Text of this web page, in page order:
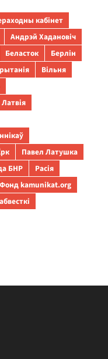
кабінет
Андрэй Хадановіч
Беласток
Берлін
Вільня
Латвія
Павел Латушка
БНР
Расія
Фонд kamunikat.org
абвесткі